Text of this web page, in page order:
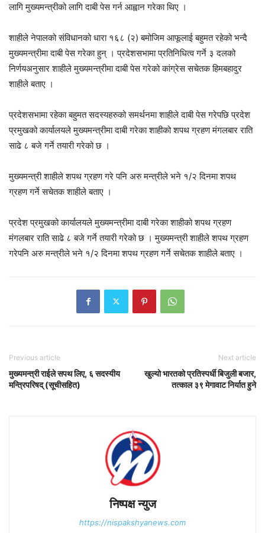
लागि मुख्यमन्त्रीको लागि दाबी पेस गर्न आह्वान गरेका थिए ।
शाहीले नेपालको संविधानको धारा १६८ (२) बमोजिम आफूलाई बहुमत रहेको भन्दै
मुख्यमन्त्रीमा दाबी पेस गरेका हुन् । प्रदेशसभामा प्रतिनिधित्व गर्ने ३ दलको
निर्णयअनुसार शाहीले मुख्यमन्त्रीमा दाबी पेस गरेको कांग्रेस सचेतक हिमबहादुर
शाहीले बताए ।
प्रदेशसभामा रहेका बहुमत सदस्यहरुको समर्थनमा शाहीले दाबी पेस गरेपछि प्रदेश
प्रमुखको कार्यालयले मुख्यमन्त्रीमा दाबी गरेका शाहीको शपथ ग्रहण मंगलबार राति
साढे ८ बजे गर्ने तयारी गरेको छ ।
मुख्यमन्त्री शाहीले शपथ ग्रहण गरे पनि अरु मन्त्रीले भने १/२ दिनमा शपथ
ग्रहण गर्ने सचेतक शाहीले बताए ।
प्रदेश प्रमुखको कार्यालयले मुख्यमन्त्रीमा दाबी गरेका शाहीको शपथ ग्रहण
मंगलबार राति साढे ८ बजे गर्ने तयारी गरेको छ । मुख्यमन्त्री शाहीले शपथ ग्रहण
गरेपनि अरु मन्त्रीले भने १/२ दिनमा शपथ ग्रहण गर्ने सचेतक शाहीले बताए ।
Previous article
मुख्यमन्त्री राईले सपथ लिए, ६ सदस्यीय
मन्त्रिपरिषद् (सूचीसहित)
Next article
खुल्यो भारतको प्रतिस्पर्धी बिजुली बजार,
तत्काल ३९ मेगावाट निर्यात हुने
निष्पक्ष न्युज
https://nispakshyanews.com